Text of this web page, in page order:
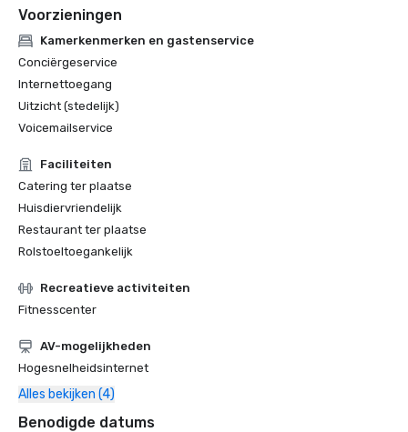
Voorzieningen
Kamerkenmerken en gastenservice
Conciërgeservice
Internettoegang
Uitzicht (stedelijk)
Voicemailservice
Faciliteiten
Catering ter plaatse
Huisdiervriendelijk
Restaurant ter plaatse
Rolstoeltoegankelijk
Recreatieve activiteiten
Fitnesscenter
AV-mogelijkheden
Hogesnelheidsinternet
Alles bekijken (4)
Benodigde datums